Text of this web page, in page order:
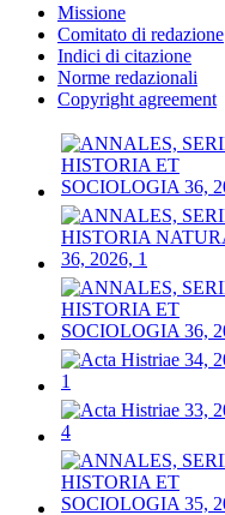
Missione
Comitato di redazione
Indici di citazione
Norme redazionali
Copyright agreement